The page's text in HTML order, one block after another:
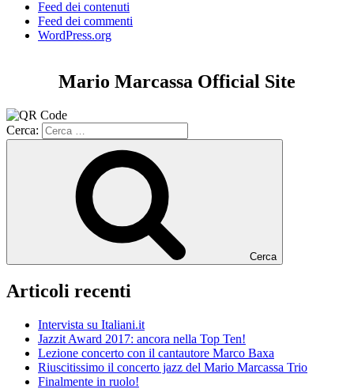
Feed dei contenuti
Feed dei commenti
WordPress.org
Mario Marcassa Official Site
Cerca:
Cerca
Articoli recenti
Intervista su Italiani.it
Jazzit Award 2017: ancora nella Top Ten!
Lezione concerto con il cantautore Marco Baxa
Riuscitissimo il concerto jazz del Mario Marcassa Trio
Finalmente in ruolo!